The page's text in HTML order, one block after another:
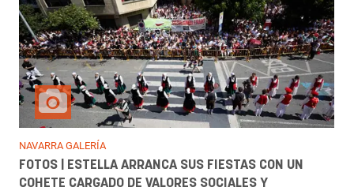
NAVARRA GALERÍA
FOTOS | ESTELLA ARRANCA SUS FIESTAS CON UN
COHETE CARGADO DE VALORES SOCIALES Y